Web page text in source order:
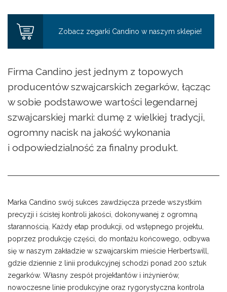
Zobacz zegarki Candino w naszym sklepie!
Firma Candino jest jednym z topowych
producentów szwajcarskich zegarków, łącząc
w sobie podstawowe wartości legendarnej
szwajcarskiej marki: dumę z wielkiej tradycji,
ogromny nacisk na jakość wykonania
i odpowiedzialność za finalny produkt.
Marka Candino swój sukces zawdzięcza przede wszystkim
precyzji i ścisłej kontroli jakości, dokonywanej z ogromną
starannością. Każdy etap produkcji, od wstępnego projektu,
poprzez produkcję części, do montażu końcowego, odbywa
się w naszym zakładzie w szwajcarskim mieście Herbertswill,
gdzie dziennie z linii produkcyjnej schodzi ponad 200 sztuk
zegarków. Własny zespół projektantów i inżynierów,
nowoczesne linie produkcyjne oraz rygorystyczna kontrola